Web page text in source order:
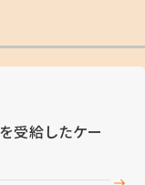
受給したケー